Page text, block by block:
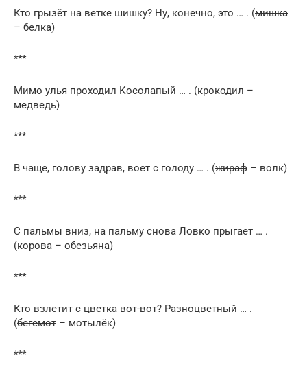
Кто грызёт на ветке шишку? Ну, конечно, это … . (мишка
– белка)
***
Мимо улья проходил Косолапый … . (крокодил –
медведь)
***
В чаще, голову задрав, воет с голоду … . (жираф – волк)
***
С пальмы вниз, на пальму снова Ловко прыгает … .
(корова – обезьяна)
***
Кто взлетит с цветка вот-вот? Разноцветный … .
(бегемот – мотылёк)
***